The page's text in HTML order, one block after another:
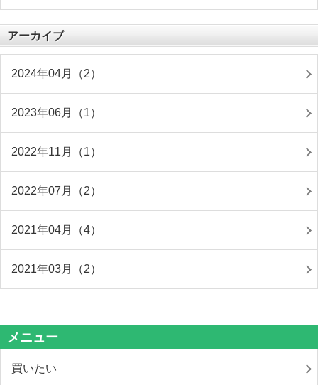
アーカイブ
2024年04月（2）
2023年06月（1）
2022年11月（1）
2022年07月（2）
2021年04月（4）
2021年03月（2）
メニュー
買いたい